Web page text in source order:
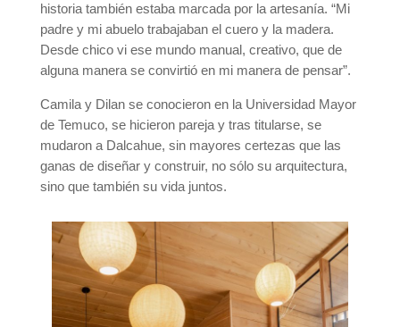
historia también estaba marcada por la artesanía. “Mi
padre y mi abuelo trabajaban el cuero y la madera.
Desde chico vi ese mundo manual, creativo, que de
alguna manera se convirtió en mi manera de pensar”.
Camila y Dilan se conocieron en la Universidad Mayor
de Temuco, se hicieron pareja y tras titularse, se
mudaron a Dalcahue, sin mayores certezas que las
ganas de diseñar y construir, no sólo su arquitectura,
sino que también su vida juntos.